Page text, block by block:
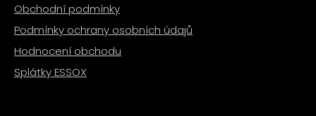
Obchodní podmínky
Podmínky ochrany osobních údajů
Hodnocení obchodu
Splátky ESSOX